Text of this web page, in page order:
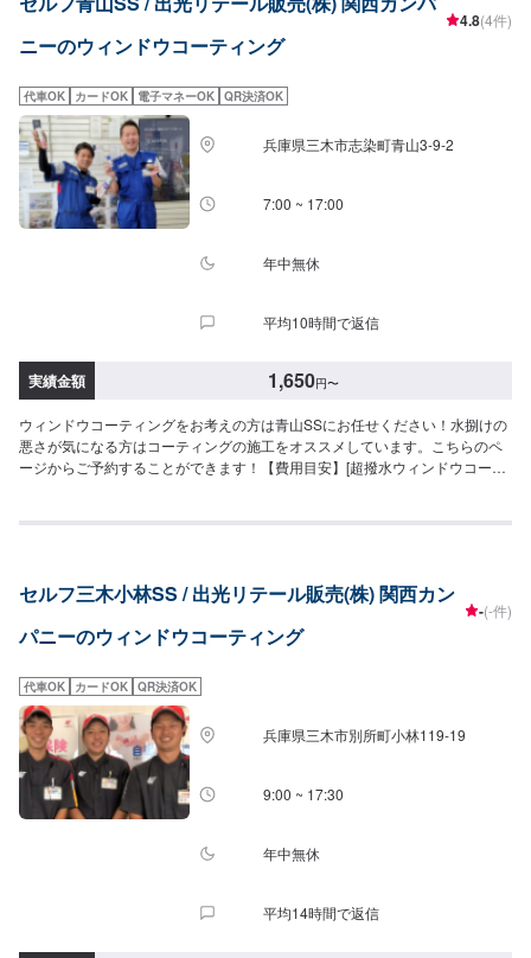
ニーのウィンドウコーティング
4.8(4件)
代車OK カードOK 電子マネーOK QR決済OK
兵庫県三木市志染町青山3-9-2
7:00 ~ 17:00
年中無休
平均10時間で返信
実績金額 1,650円〜
ウィンドウコーティングをお考えの方は青山SSにお任せください！水捌けの
悪さが気になる方はコーティングの施工をオススメしています。こちらのペ
ージからご予約することができます！【費用目安】[超撥水ウィンドウコーテ
SS~Mサイズ：1,650円L〜XLサイズ：1,970円全面SS〜Mサイズ：4,620円
セルフ三木小林SS / 出光リテール販売(株) 関西カン
パニーのウィンドウコーティング
-(-件)
代車OK カードOK QR決済OK
兵庫県三木市別所町小林119-19
9:00 ~ 17:30
年中無休
平均14時間で返信